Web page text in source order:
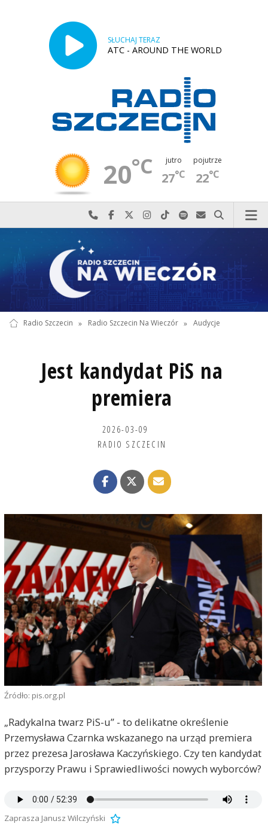
SŁUCHAJ TERAZ
ATC - AROUND THE WORLD
20°C jutro
27°C
pojutrze
22°C
Najlepiej po prostu do nas zadzwoń
Odwiedź nas na Facebook-u
Odwiedź nas na X
Odwiedź nas na Instagram-ie
Odwiedź nas na TikTok-u
Szukaj nas na Spotify
Wyślij do nas
Szukaj
Radio Szczecin » Radio Szczecin Na Wieczór » Audycje
Jest kandydat PiS na
premiera
2026-03-09
RADIO SZCZECIN
Źródło: pis.org.pl
„Radykalna twarz PiS-u” - to delikatne określenie
Przemysława Czarnka wskazanego na urząd premiera
przez prezesa Jarosława Kaczyńskiego. Czy ten kandydat
przysporzy Prawu i Sprawiedliwości nowych wyborców?
Zaprasza Janusz Wilczyński